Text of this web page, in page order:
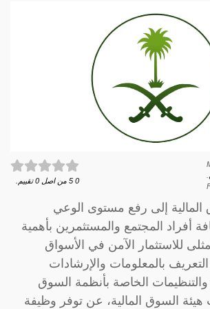
0
5 من اصل 0 تقييم.
إلى رفع مستوى الوعي
أفراد المجتمع والمستثمرين بأهمية
للاستثمار الآمن في الأسواق
التعريف بالمعلومات والإرشادات
والتنظيمات الخاصة بأنظمة السوق
هيئة السوق المالية، عن توفر وظيفة